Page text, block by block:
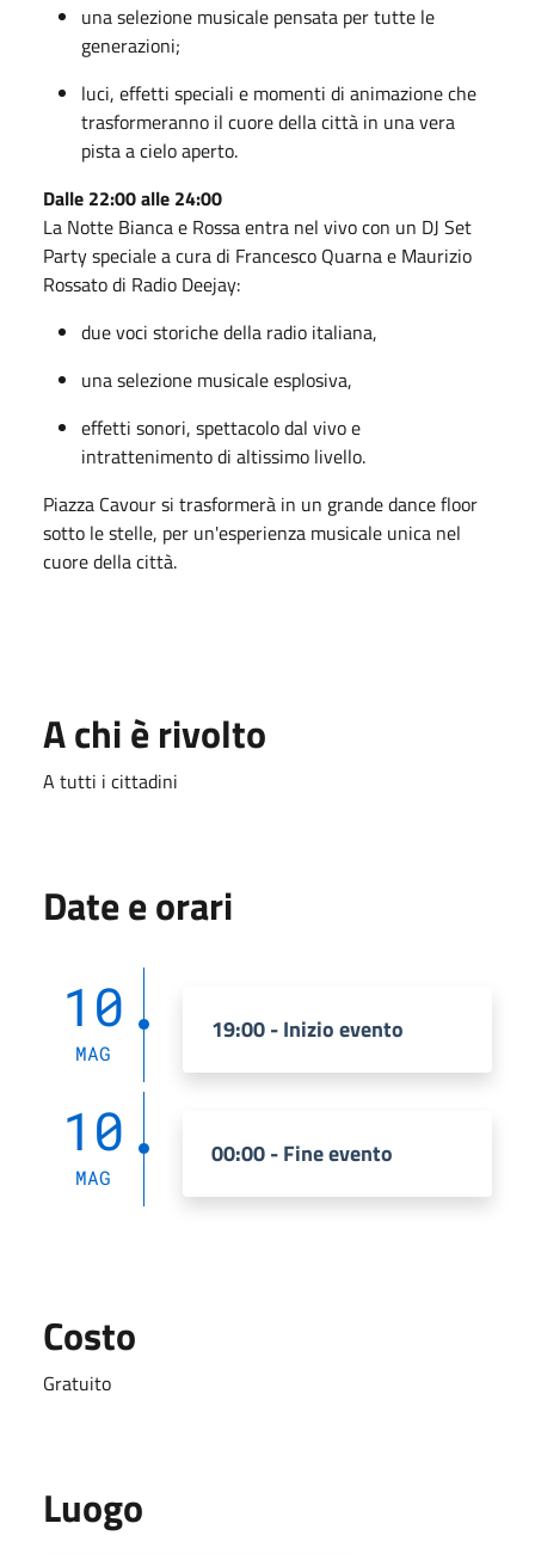
una selezione musicale pensata per tutte le
generazioni;
luci, effetti speciali e momenti di animazione che
trasformeranno il cuore della città in una vera
pista a cielo aperto.
Dalle 22:00 alle 24:00
La Notte Bianca e Rossa entra nel vivo con un DJ Set
Party speciale a cura di Francesco Quarna e Maurizio
Rossato di Radio Deejay:
due voci storiche della radio italiana,
una selezione musicale esplosiva,
effetti sonori, spettacolo dal vivo e
intrattenimento di altissimo livello.
Piazza Cavour si trasformerà in un grande dance floor
sotto le stelle, per un'esperienza musicale unica nel
cuore della città.
A chi è rivolto
A tutti i cittadini
Date e orari
10
MAG
19:00 - Inizio evento
10
MAG
00:00 - Fine evento
Costo
Gratuito
Luogo